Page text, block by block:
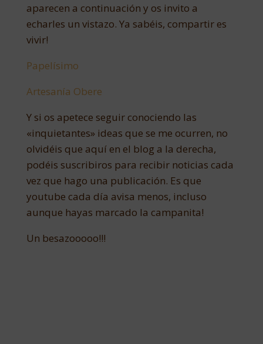
aparecen a continuación y os invito a
echarles un vistazo. Ya sabéis, compartir es
vivir!
Papelísimo
Artesanía Obere
Y si os apetece seguir conociendo las
«inquietantes» ideas que se me ocurren, no
olvidéis que aquí en el blog a la derecha,
podéis suscribiros para recibir noticias cada
vez que hago una publicación. Es que
youtube cada día avisa menos, incluso
aunque hayas marcado la campanita!
Un besazooooo!!!